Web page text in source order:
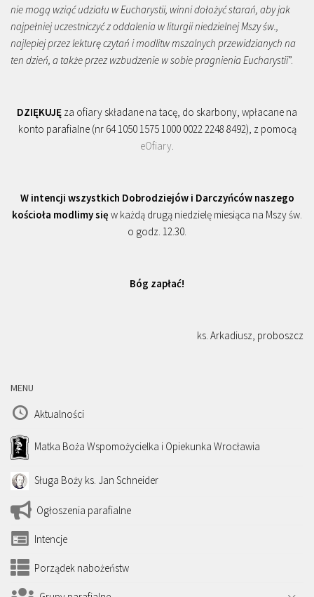
nie mogą wziąć udziału w Eucharystii, winni dołożyć starań, aby jak
najpełniej uczestniczyć z oddalenia w liturgii niedzielnej Mszy św.,
najlepiej przez lekturę czytań i modlitw mszalnych przewidzianych na
ten dzień, a także przez wzbudzenie w sobie pragnienia Eucharystii”.
DZIĘKUJĘ za ofiary składane na tacę, do skarbony, wpłacane na
konto parafialne (nr 64 1050 1575 1000 0022 2248 8492), z pomocą
eOfiary.
W intencji wszystkich Dobrodziejów i Darczyńców naszego
kościoła modlimy się w każdą drugą niedzielę miesiąca na Mszy św.
o godz. 12.30.
Bóg zapłać!
ks. Arkadiusz, proboszcz
MENU
Aktualności
Matka Boża Wspomożycielka i Opiekunka Wrocławia
Sługa Boży ks. Jan Schneider
Ogłoszenia parafialne
Intencje
Porządek nabożeństw